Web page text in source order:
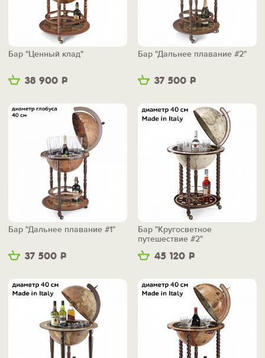
38 900 Р
Бар "Ценный клад"
37 500 Р
Бар "Дальнее плавание #2"
37 500 Р
Бар "Дальнее плавание #1"
45 120 Р
Бар "Кругосветное
путешествие #2"